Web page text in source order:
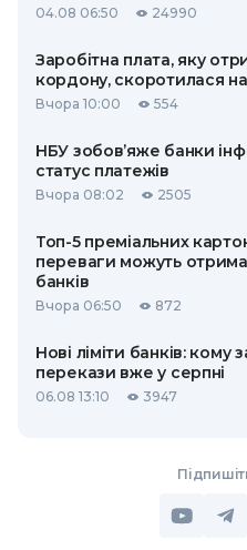
04.08 06:50 24990
Заробітна плата, яку
кордону, скоротилася
Вчора 10:00 554
НБУ зобов’яже банки
статус платежів
Вчора 08:02 2505
Топ-5 преміальних
переваги можуть
банків
Вчора 06:50 872
Нові ліміти банків: кому
перекази вже у серпні
06.08 13:10 3947